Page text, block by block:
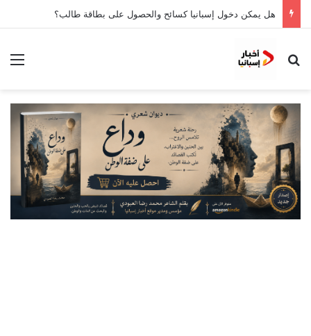
هل يمكن دخول إسبانيا كسائح والحصول على بطاقة طالب؟
بحث عن